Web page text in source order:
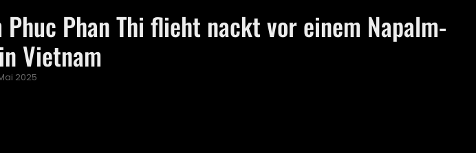
Phan Thi flieht nackt vor einem Napalm-
Vietnam
2025